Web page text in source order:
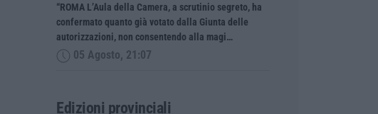
“ROMA L’Aula della Camera, a scrutinio segreto, ha
confermato quanto già votato dalla Giunta delle
autorizzazioni, non consentendo alla magi…
05 Agosto, 21:07
Edizioni provinciali